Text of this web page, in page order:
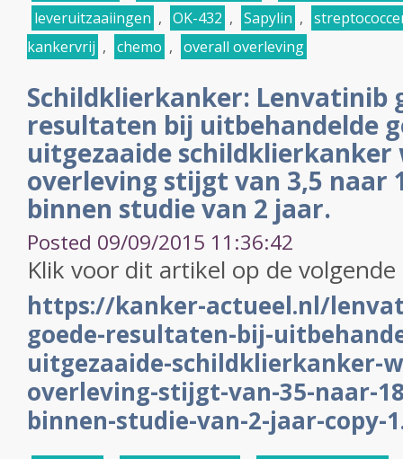
leveruitzaaiingen , OK-432 , Sapylin ,
kankervrij , chemo , overall overleving
Schildklierkanker: Lenvatinib
resultaten bij uitbehandelde
uitgezaaide
overleving stijgt van 3,5 naar
binnen studie van 2 jaar.
Posted 09/09/2015 11:36:42
Klik voor dit artikel op de
https://kanker-actueel.nl/
goede-resultaten-bij-
uitgezaaide-schildklierkanker-
overleving-stijgt-van-35-naar-
binnen-studie-van-2-jaar-copy-